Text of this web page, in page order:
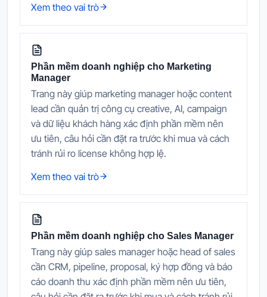
Xem theo vai trò
Phần mềm doanh nghiệp cho Marketing
Manager
Trang này giúp marketing manager hoặc content
lead cần quản trị công cụ creative, AI, campaign
và dữ liệu khách hàng xác định phần mềm nên
ưu tiên, câu hỏi cần đặt ra trước khi mua và cách
tránh rủi ro license không hợp lệ.
Xem theo vai trò
Phần mềm doanh nghiệp cho Sales Manager
Trang này giúp sales manager hoặc head of sales
cần CRM, pipeline, proposal, ký hợp đồng và báo
cáo doanh thu xác định phần mềm nên ưu tiên,